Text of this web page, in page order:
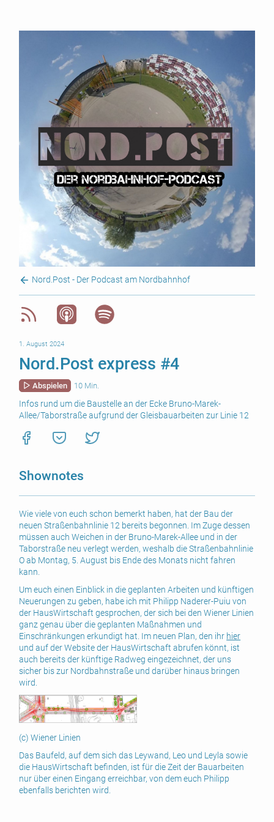
Nord.Post - Der Podcast am Nordbahnhof
1. August 2024
Nord.Post express #4
Abspielen 10 Min.
Infos rund um die Baustelle an der Ecke Bruno-Marek-
Allee/Taborstraße aufgrund der Gleisbauarbeiten zur Linie 12
Shownotes
Wie viele von euch schon bemerkt haben, hat der Bau der
neuen Straßenbahnlinie 12 bereits begonnen. Im Zuge dessen
müssen auch Weichen in der Bruno-Marek-Allee und in der
Taborstraße neu verlegt werden, weshalb die Straßenbahnlinie
O ab Montag, 5. August bis Ende des Monats nicht fahren
kann.
Um euch einen Einblick in die geplanten Arbeiten und künftigen
Neuerungen zu geben, habe ich mit Philipp Naderer-Puiu von
der HausWirtschaft gesprochen, der sich bei den Wiener Linien
ganz genau über die geplanten Maßnahmen und
Einschränkungen erkundigt hat. Im neuen Plan, den ihr hier
und auf der Website der HausWirtschaft abrufen könnt, ist
auch bereits der künftige Radweg eingezeichnet, der uns
sicher bis zur Nordbahnstraße und darüber hinaus bringen
wird.
(c) Wiener Linien
Das Baufeld, auf dem sich das Leywand, Leo und Leyla sowie
die HausWirtschaft befinden, ist für die Zeit der Bauarbeiten
nur über einen Eingang erreichbar, von dem euch Philipp
ebenfalls berichten wird.